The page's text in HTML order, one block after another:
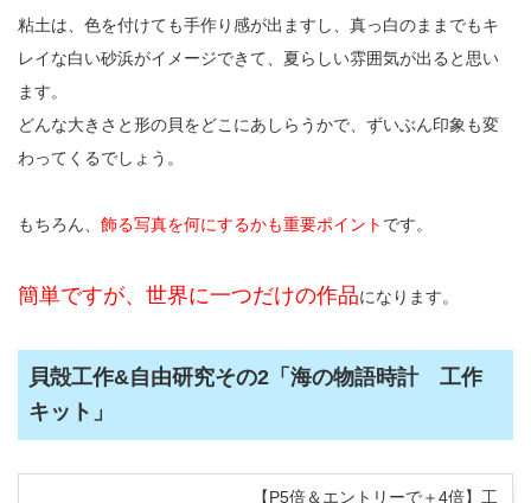
粘土は、色を付けても手作り感が出ますし、真っ白のままでもキ
レイな白い砂浜がイメージできて、夏らしい雰囲気が出ると思い
ます。
どんな大きさと形の貝をどこにあしらうかで、ずいぶん印象も変
わってくるでしょう。
もちろん、 飾る写真を何にするかも重要ポイント です。
簡単ですが、世界に一つだけの作品になります。
貝殻工作&自由研究その2「海の物語時計 工作
キット」
【P5倍＆エントリーで＋4倍】工